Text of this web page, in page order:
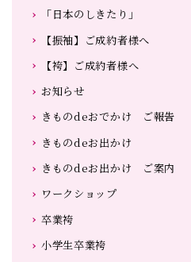
「日本のしきたり」
【振袖】ご成約者様へ
【袴】ご成約者様へ
お知らせ
きものdeおでかけ ご報告
きものdeお出かけ
きものdeお出かけ ご案内
ワークショップ
卒業袴
小学生卒業袴